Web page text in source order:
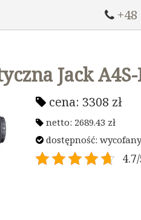
+48
Jack
cena: 3308 zł
netto: 2689.43 zł
dostępność: